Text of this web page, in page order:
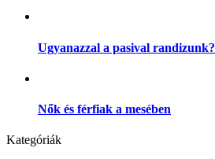
Ugyanazzal a pasival randizunk?
Nők és férfiak a mesében
Kategóriák